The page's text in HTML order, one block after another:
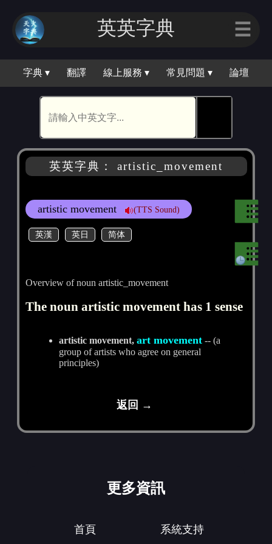
英英字典 ☰
字典 ▾ 翻譯 線上服務 ▾ 常見問題 ▾ 論壇
英英字典： artistic_movement
artistic movement (TTS Sound)
英漢 英日 简体
Overview of noun artistic_movement
The noun artistic movement has 1 sense
artistic movement,art movement -- (a
group of artists who agree on general
principles)
返回 →
更多資訊
首頁
系統支持